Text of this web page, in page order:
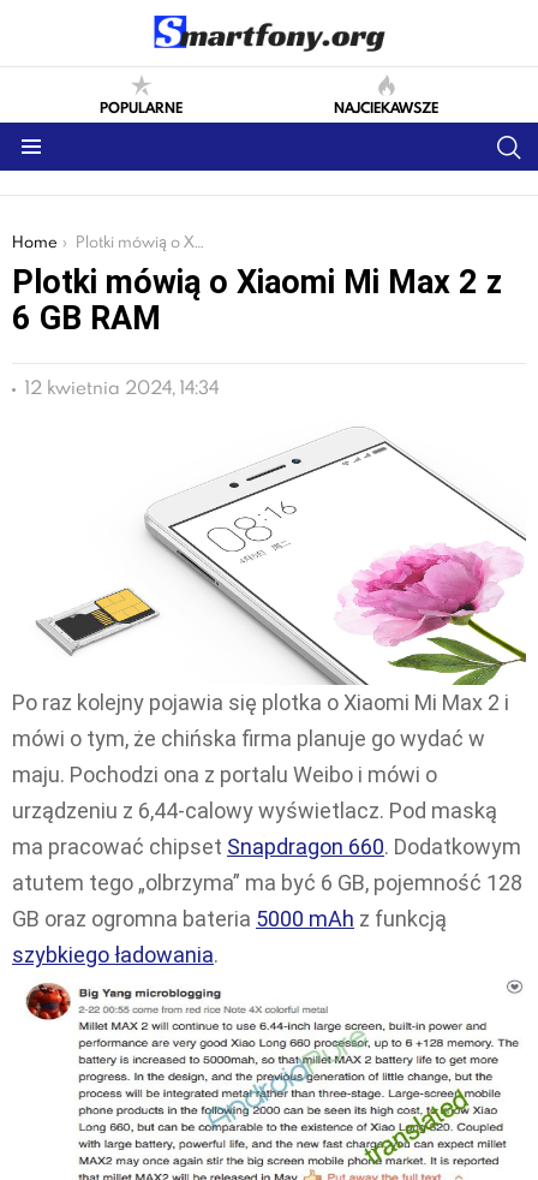
POPULARNE NAJCIEKAWSZE
You are here:
Home Plotki mówią o Xiaomi Mi Max 2 z 6 GB RAM
Plotki mówią o Xiaomi Mi Max 2 z
6 GB RAM
12 kwietnia 2024, 14:34
Po raz kolejny pojawia się plotka o Xiaomi Mi Max 2 i
mówi o tym, że chińska firma planuje go wydać w
maju. Pochodzi ona z portalu Weibo i mówi o
urządzeniu z 6,44-calowy wyświetlacz. Pod maską
ma pracować chipset Snapdragon 660. Dodatkowym
atutem tego „olbrzyma” ma być 6 GB, pojemność 128
GB oraz ogromna bateria 5000 mAh z funkcją
szybkiego ładowania.